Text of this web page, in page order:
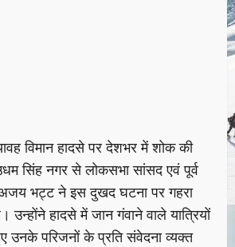
विमान हादसे पर देशभर में शोक की
सिंह नगर से लोकसभा सांसद एवं पूर्व
अजय भट्ट ने इस दुखद घटना पर गहरा
हादसे में जान गंवाने वाले यात्रियों
उनके परिजनों के प्रति संवेदना व्यक्त